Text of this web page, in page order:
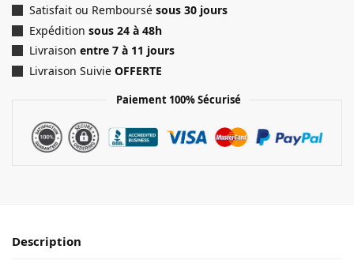
Satisfait ou Remboursé sous 30 jours
Expédition sous 24 à 48h
Livraison entre 7 à 11 jours
Livraison Suivie OFFERTE
Paiement 100% Sécurisé
Description